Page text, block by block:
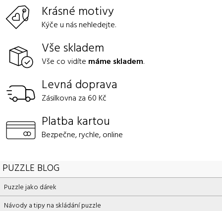
Krásné motivy
Kýče u nás nehledejte.
Vše skladem
Vše co vidíte máme skladem.
Levná doprava
Zásilkovna za 60 Kč
Platba kartou
Bezpečne, rychle, online
PUZZLE BLOG
Puzzle jako dárek
Návody a tipy na skládání puzzle